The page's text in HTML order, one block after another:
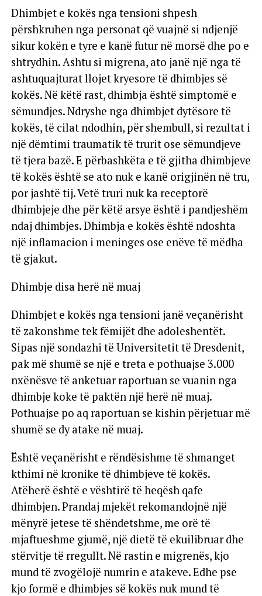
Dhimbjet e kokës nga tensioni shpesh
përshkruhen nga personat që vuajnë si ndjenjë
sikur kokën e tyre e kanë futur në morsë dhe po e
shtrydhin. Ashtu si migrena, ato janë një nga të
ashtuquajturat llojet kryesore të dhimbjes së
kokës. Në këtë rast, dhimbja është simptomë e
sëmundjes. Ndryshe nga dhimbjet dytësore të
kokës, të cilat ndodhin, për shembull, si rezultat i
një dëmtimi traumatik të trurit ose sëmundjeve
të tjera bazë. E përbashkëta e të gjitha dhimbjeve
të kokës është se ato nuk e kanë origjinën në tru,
por jashtë tij. Vetë truri nuk ka receptorë
dhimbjeje dhe për këtë arsye është i pandjeshëm
ndaj dhimbjes. Dhimbja e kokës është ndoshta
një inflamacion i meninges ose enëve të mëdha
të gjakut.
Dhimbje disa herë në muaj
Dhimbjet e kokës nga tensioni janë veçanërisht
të zakonshme tek fëmijët dhe adoleshentët.
Sipas një sondazhi të Universitetit të Dresdenit,
pak më shumë se një e treta e pothuajse 3.000
nxënësve të anketuar raportuan se vuanin nga
dhimbje koke të paktën një herë në muaj.
Pothuajse po aq raportuan se kishin përjetuar më
shumë se dy atake në muaj.
Është veçanërisht e rëndësishme të shmanget
kthimi në kronike të dhimbjeve të kokës.
Atëherë është e vështirë të heqësh qafe
dhimbjen. Prandaj mjekët rekomandojnë një
mënyrë jetese të shëndetshme, me orë të
mjaftueshme gjumë, një dietë të ekuilibruar dhe
stërvitje të rregullt. Në rastin e migrenës, kjo
mund të zvogëlojë numrin e atakeve. Edhe pse
kjo formë e dhimbjes së kokës nuk mund të